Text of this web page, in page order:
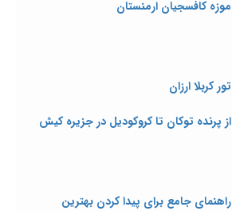
موزه کافسجیان ارمنستان
تور کربلا ارزان
از پرنده توکان تا کروکودیل در جزیره کیش
راهنمای جامع برای پیدا کردن بهترین